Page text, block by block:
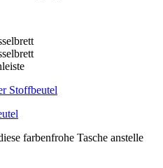
farbenfrohe Tasche anstelle